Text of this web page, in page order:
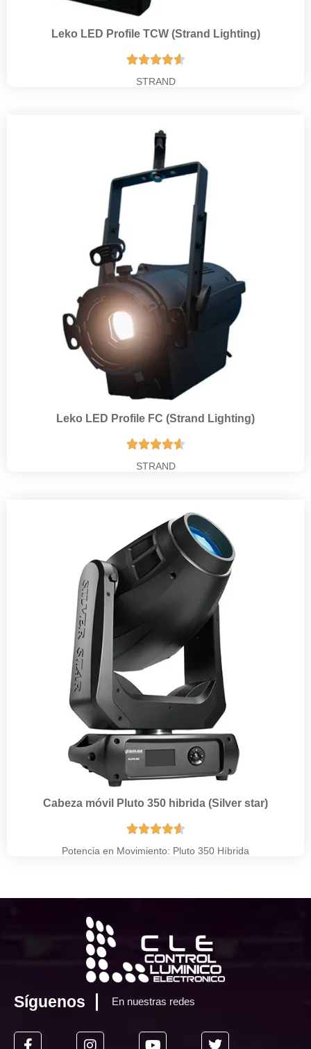
Leko LED Profile TCW (Strand Lighting)

STRAND
Leko LED Profile FC (Strand Lighting)

STRAND
Cabeza móvil Pluto 350 hibrida (Silver star)

Potencia en Movimiento: Pluto 350 Híbrida
Síguenos En nuestras redes